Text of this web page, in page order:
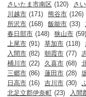
さいたま市南区 (120) さ
川越市 (171) 熊谷市 (126)
所沢市 (168) 飯能市 (33)
春日部市 (148) 狭山市 (59)
上尾市 (91) 草加市 (118)
入間市 (82) 朝霞市 (77)
桶川市 (22) 久喜市 (68)
三郷市 (86) 蓮田市 (28)
日高市 (16) 吉川市 (30)
北足立郡伊奈町 (23) 入間